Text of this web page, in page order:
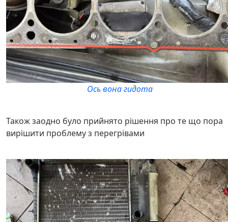
Ось вона гидота
Також заодно було прийнято рішення про те що пора
вирішити проблему з перегрівами